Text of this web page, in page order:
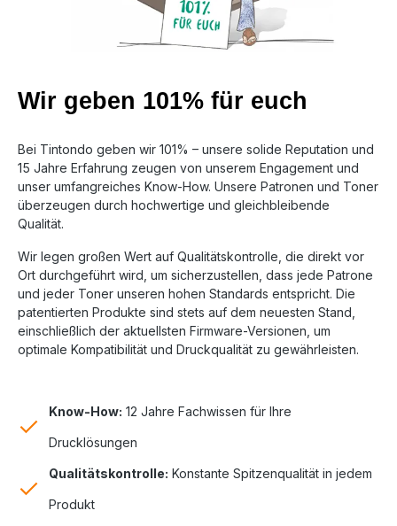
Wir geben 101% für euch
Bei Tintondo geben wir 101% – unsere solide Reputation und
15 Jahre Erfahrung zeugen von unserem Engagement und
unser umfangreiches Know-How. Unsere Patronen und Toner
überzeugen durch hochwertige und gleichbleibende
Qualität.
Wir legen großen Wert auf Qualitätskontrolle, die direkt vor
Ort durchgeführt wird, um sicherzustellen, dass jede Patrone
und jeder Toner unseren hohen Standards entspricht. Die
patentierten Produkte sind stets auf dem neuesten Stand,
einschließlich der aktuellsten Firmware-Versionen, um
optimale Kompatibilität und Druckqualität zu gewährleisten.
Know-How: 12 Jahre Fachwissen für Ihre
Drucklösungen
Qualitätskontrolle: Konstante Spitzenqualität in jedem
Produkt